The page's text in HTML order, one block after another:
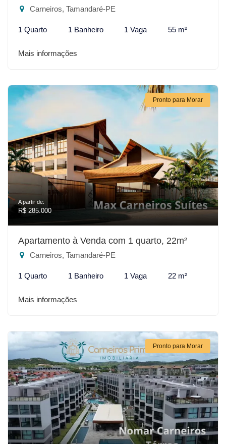
Carneiros, Tamandaré-PE
1 Quarto 1 Banheiro 1 Vaga 55 m²
Mais informações
Pronto para Morar
A partir de:
R$ 285.000
Apartamento à Venda com 1 quarto, 22m²
Carneiros, Tamandaré-PE
1 Quarto 1 Banheiro 1 Vaga 22 m²
Mais informações
Pronto para Morar